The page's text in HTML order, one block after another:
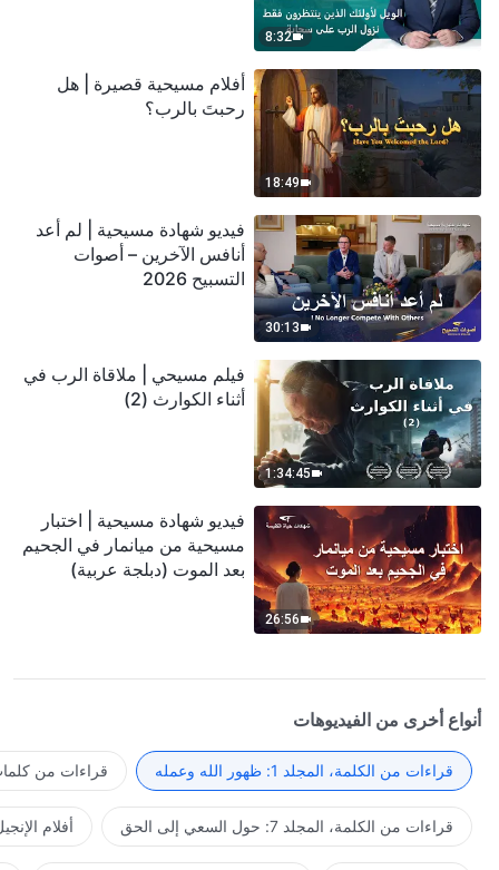
8:32
18:49
أفلام مسيحية قصيرة | هل
رحبتَ بالرب؟
30:13
فيديو شهادة مسيحية | لم أعد
أنافس الآخرين – أصوات
التسبيح 2026
1:34:45
فيلم مسيحي | ملاقاة الرب في
أثناء الكوارث (2)
26:56
فيديو شهادة مسيحية | اختبار
مسيحية من ميانمار في الجحيم
بعد الموت (دبلجة عربية)
أنواع أخرى من الفيديوهات
قراءات من الكلمة، المجلد 1: ظهور الله وعمله قراءات من
قراءات من الكلمة، المجلد 7: حول السعي إلى الحق أفلام